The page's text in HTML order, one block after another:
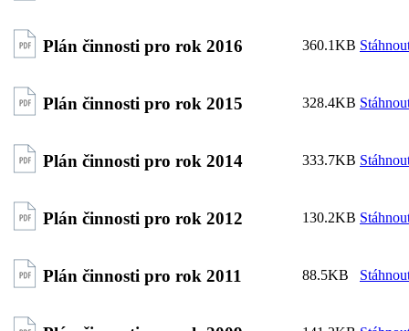
Plán činnosti pro rok 2016 360.1KB
Plán činnosti pro rok 2015 328.4KB
Plán činnosti pro rok 2014 333.7KB
Plán činnosti pro rok 2012 130.2KB
Plán činnosti pro rok 2011 88.5KB